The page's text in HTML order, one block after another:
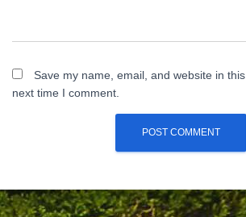
Save my name, email, and website in
next time I comment.